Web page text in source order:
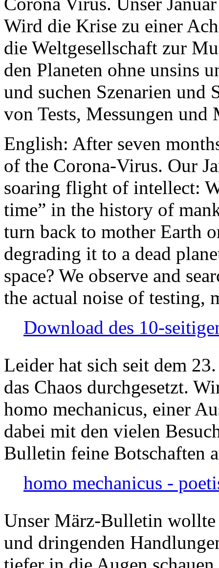
Wird die Krise zu einer
die Weltgesellschaft zur
den Planeten ohne unsins
und suchen Szenarien und
von Tests, Messungen und
English: After seven
of the Corona-Virus. Our
soaring flight of intellect:
time” in the history of
turn back to mother Earth
degrading it to a dead
space? We observe and
the actual noise of testing,
Download des 10-
Leider hat sich seit dem
das Chaos durchgesetzt.
homo mechanicus, einer
dabei mit den vielen
Bulletin feine Botschaften
homo mechanicus -
Unser März-Bulletin
und dringenden